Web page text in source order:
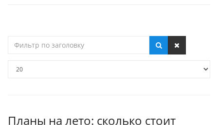
по
Планы на лето: сколько стоит